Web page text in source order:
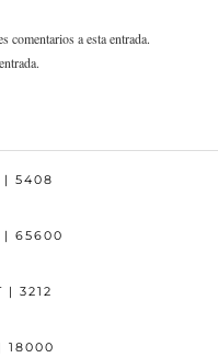
comentarios a esta entrada.
| 5408
| 65600
| 3212
| 18000